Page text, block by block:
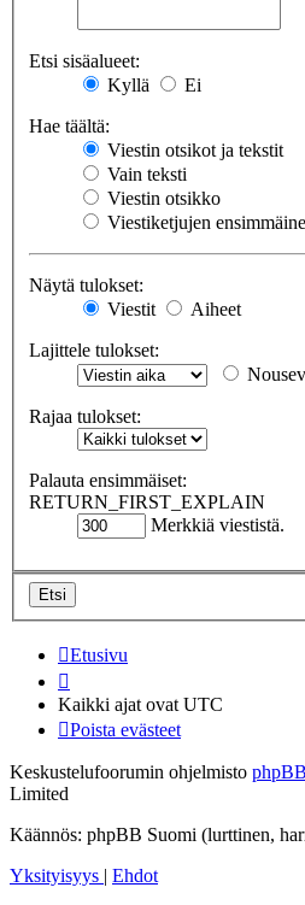
Etsi sisäalueet:
Kyllä
Ei
Hae täältä:
Viestin otsikot ja tekstit
Vain teksti
Viestin otsikko
Viestiketjujen
Näytä tulokset:
Viestit
Aiheet
Lajittele tulokset:
Rajaa tulokset:
Palauta ensimmäiset:
RETURN_FIRST_EXPLAIN
Merkkiä viestistä.
Etusivu
Kaikki ajat ovat UTC
Poista evästeet
Keskustelufoorumin ohjelmisto phpBB
Limited
Käännös: phpBB Suomi (lurttinen,
Yksityisyys | Ehdot